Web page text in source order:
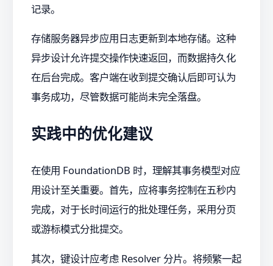
记录。
存储服务器异步应用日志更新到本地存储。这种
异步设计允许提交操作快速返回，而数据持久化
在后台完成。客户端在收到提交确认后即可认为
事务成功，尽管数据可能尚未完全落盘。
实践中的优化建议
在使用 FoundationDB 时，理解其事务模型对应
用设计至关重要。首先，应将事务控制在五秒内
完成，对于长时间运行的批处理任务，采用分页
或游标模式分批提交。
其次，键设计应考虑 Resolver 分片。将频繁一起